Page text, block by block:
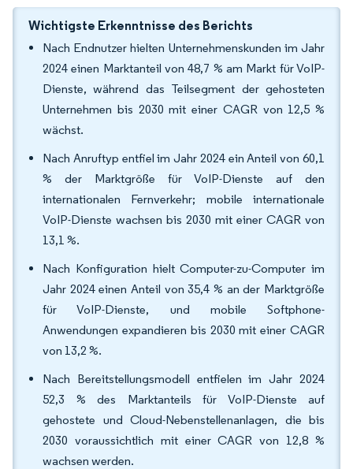
Wichtigste Erkenntnisse des Berichts
Nach Endnutzer hielten Unternehmenskunden im Jahr
2024 einen Marktanteil von 48,7 % am Markt für VoIP-
Dienste, während das Teilsegment der gehosteten
Unternehmen bis 2030 mit einer CAGR von 12,5 %
wächst.
Nach Anruftyp entfiel im Jahr 2024 ein Anteil von 60,1
% der Marktgröße für VoIP-Dienste auf den
internationalen Fernverkehr; mobile internationale
VoIP-Dienste wachsen bis 2030 mit einer CAGR von
13,1 %.
Nach Konfiguration hielt Computer-zu-Computer im
Jahr 2024 einen Anteil von 35,4 % an der Marktgröße
für VoIP-Dienste, und mobile Softphone-
Anwendungen expandieren bis 2030 mit einer CAGR
von 13,2 %.
Nach Bereitstellungsmodell entfielen im Jahr 2024
52,3 % des Marktanteils für VoIP-Dienste auf
gehostete und Cloud-Nebenstellenanlagen, die bis
2030 voraussichtlich mit einer CAGR von 12,8 %
wachsen werden.